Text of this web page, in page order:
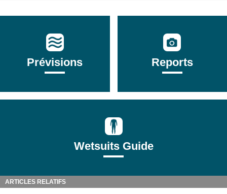
Prévisions Reports
Wetsuits Guide
ARTICLES RELATIFS